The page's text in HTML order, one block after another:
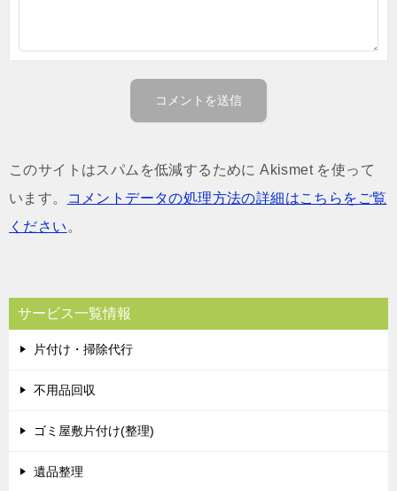
このサイトはスパムを低減するために Akismet を使って
います。
コメントデータの処理方法の詳細はこちらをご覧
ください 。
サービス一覧情報
片付け・掃除代行
不用品回収
ゴミ屋敷片付け(整理)
遺品整理